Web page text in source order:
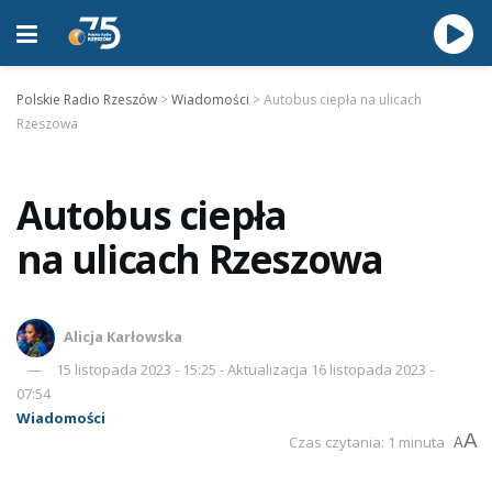
Polskie Radio Rzeszów >Wiadomości >Autobus ciepła na ulicach
Rzeszowa
Autobus ciepła
na ulicach Rzeszowa
Alicja Karłowska
15 listopada 2023 - 15:25 - Aktualizacja 16 listopada 2023 -
07:54
Wiadomości
Czas czytania: 1 minuta AA